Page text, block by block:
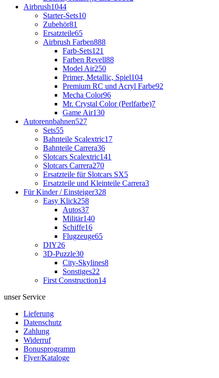
Airbrush1044
Starter-Sets10
Zubehör81
Ersatzteile65
Airbrush Farben888
Farb-Sets121
Farben Revell88
Model Air250
Primer, Metallic, Spiel104
Premium RC und Acryl Farbe92
Mecha Color96
Mr. Crystal Color (Perlfarbe)7
Game Air130
Autorennbahnen527
Sets55
Bahnteile Scalextric17
Bahnteile Carrera36
Slotcars Scalextric141
Slotcars Carrera270
Ersatzteile für Slotcars SX5
Ersatzteile und Kleinteile Carrera3
Für Kinder / Einsteiger328
Easy Klick258
Autos37
Militär140
Schiffe16
Flugzeuge65
DIY26
3D-Puzzle30
City-Skylines8
Sonstiges22
First Construction14
unser Service
Lieferung
Datenschutz
Zahlung
Widerruf
Bonusprogramm
Flyer/Kataloge